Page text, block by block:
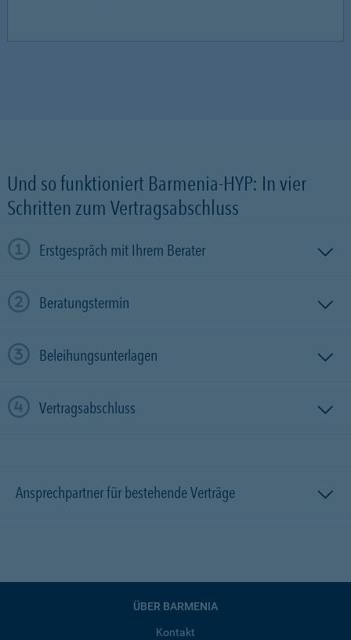
Und so funktioniert Barmenia-HYP: In vier
Schritten zum Vertragsabschluss
Erstgespräch mit Ihrem Berater
Beratungstermin
Beleihungsunterlagen
Vertragsabschluss
Ansprechpartner für bestehende Verträge
ÜBER BARMENIA
Kontakt